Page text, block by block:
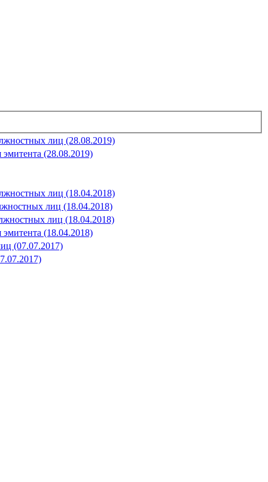
лиц (28.08.2019)
(28.08.2019)
лиц (18.04.2018)
лиц (18.04.2018)
лиц (18.04.2018)
(18.04.2018)
(07.07.2017)